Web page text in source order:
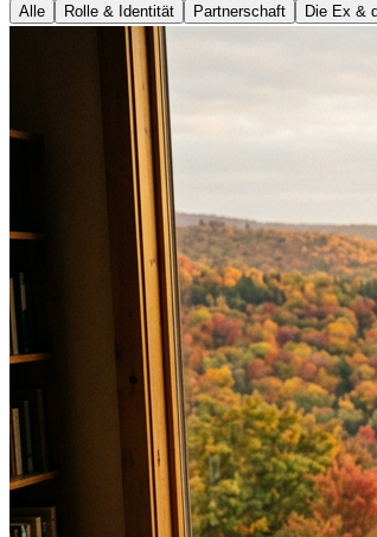
Alle Rolle & Identität Partnerschaft Die Ex &